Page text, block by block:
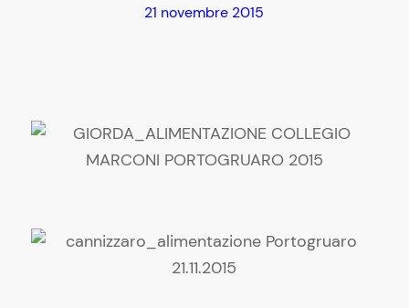
21 novembre 2015